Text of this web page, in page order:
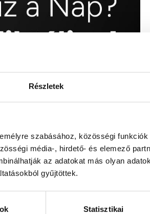
Részletek
szabásához, közösségi
média-, hirdető- és elemező
az adatokat más olyan
gyűjtöttek.
Statisztikai